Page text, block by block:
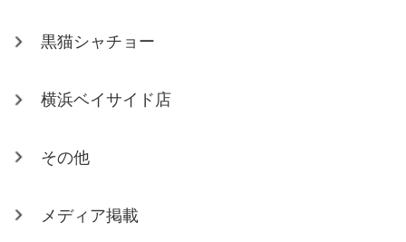
黒猫シャチョー
横浜ベイサイド店
その他
メディア掲載